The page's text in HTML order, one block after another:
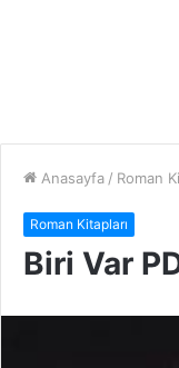
Anasayfa / Roman
Roman Kitapları
Biri Var